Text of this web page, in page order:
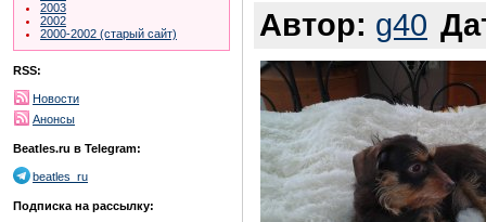
2003
2002
2000-2002 (старый сайт)
RSS:
Новости
Анонсы
Beatles.ru в Telegram:
beatles_ru
Подписка на рассылку:
Автор: g40